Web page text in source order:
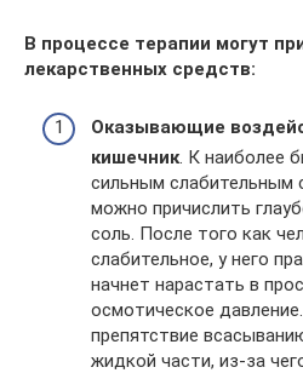
В процессе терапии могут
лекарственных средств:
Оказывающие
кишечник. К наиболее
сильным слабительным
можно причислить
соль. После того как
слабительное, у него
начнет нарастать в
осмотическое
препятствие
жидкой части, из-за